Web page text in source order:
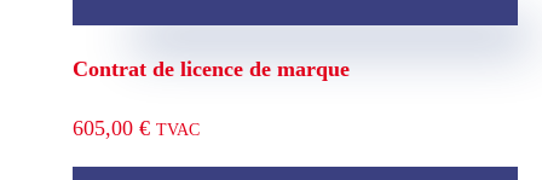
Contrat de licence de marque
605,00 € TVAC